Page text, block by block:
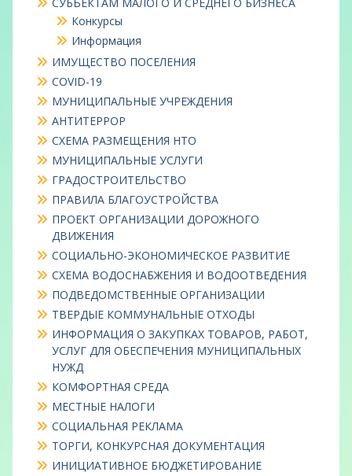
Конкурсы
Информация
ИМУЩЕСТВО ПОСЕЛЕНИЯ
COVID-19
МУНИЦИПАЛЬНЫЕ УЧРЕЖДЕНИЯ
АНТИТЕРРОР
СХЕМА РАЗМЕЩЕНИЯ НТО
МУНИЦИПАЛЬНЫЕ УСЛУГИ
ГРАДОСТРОИТЕЛЬСТВО
ПРАВИЛА БЛАГОУСТРОЙСТВА
ПРОЕКТ ОРГАНИЗАЦИИ ДОРОЖНОГО
ДВИЖЕНИЯ
СОЦИАЛЬНО-ЭКОНОМИЧЕСКОЕ РАЗВИТИЕ
СХЕМА ВОДОСНАБЖЕНИЯ И ВОДООТВЕДЕНИЯ
ПОДВЕДОМСТВЕННЫЕ ОРГАНИЗАЦИИ
ТВЕРДЫЕ КОММУНАЛЬНЫЕ ОТХОДЫ
ИНФОРМАЦИЯ О ЗАКУПКАХ ТОВАРОВ, РАБОТ,
УСЛУГ ДЛЯ ОБЕСПЕЧЕНИЯ МУНИЦИПАЛЬНЫХ
НУЖД
КОМФОРТНАЯ СРЕДА
МЕСТНЫЕ НАЛОГИ
СОЦИАЛЬНАЯ РЕКЛАМА
ТОРГИ, КОНКУРСНАЯ ДОКУМЕНТАЦИЯ
ИНИЦИАТИВНОЕ БЮДЖЕТИРОВАНИЕ